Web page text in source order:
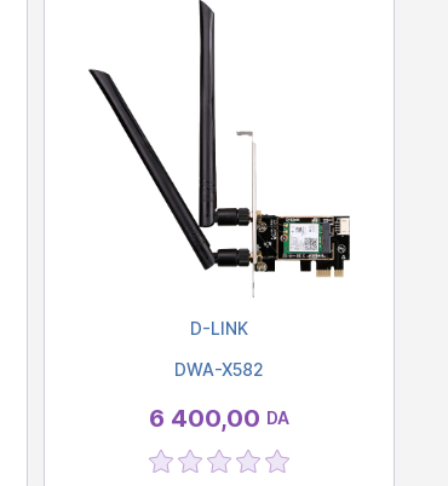
D-LINK
DWA-X582
6 400,00 DA